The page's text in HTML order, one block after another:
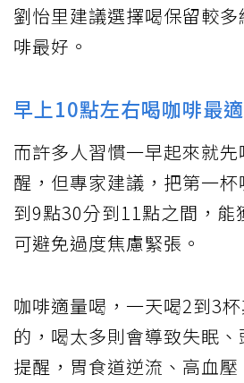
劉怡里建議選擇喝保留較
啡最好。
早上10點左右喝咖啡最
而許多人習慣一早起來就
醒，但專家建議，把第一
到9點30分到11點之間，能
可避免過度焦慮緊張。
咖啡適量喝，一天喝2到3
的，喝太多則會導致失眠
提醒，胃食道逆流、高血壓